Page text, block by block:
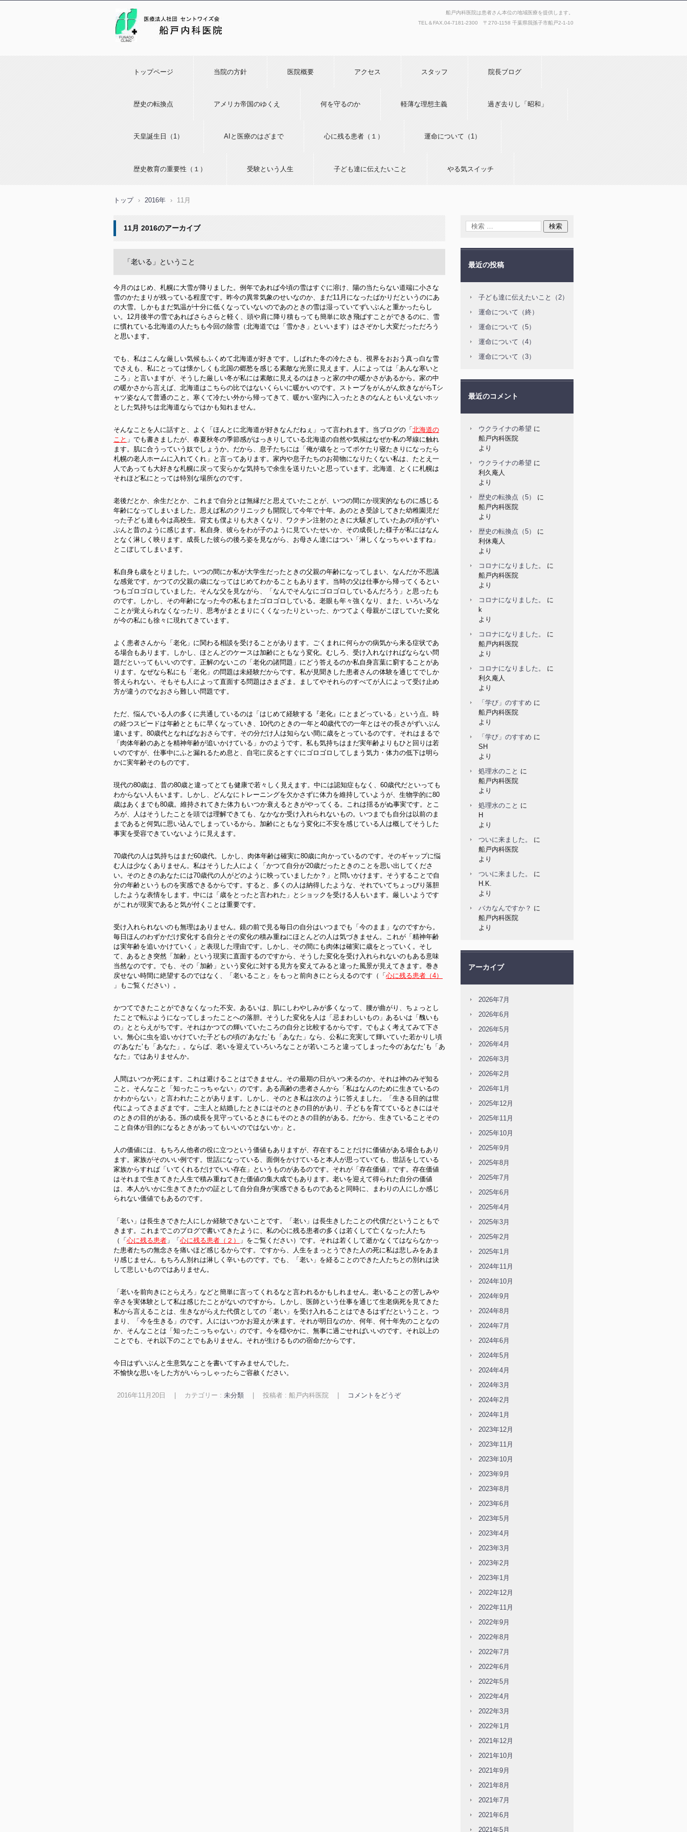
船戸内科医院は患者さん本位の地域医療を提供します。
TEL＆FAX. 04-7181-2300 〒270-1158 千葉県我孫子市船戸2-1-10
トップページ 当院の方針 医院概要 アクセス スタッフ 院長ブログ
歴史の転換点 アメリカ帝国のゆくえ 何を守るのか 軽薄な理想主義 過ぎ去りし「昭和」
天皇誕生日（1） AIと医療のはざまで 心に残る患者（１） 運命について（1）
歴史教育の重要性（１） 受験という人生 子ども達に伝えたいこと やる気スイッチ
トップ › 2016年 › 11月
11月 2016のアーカイブ
「老いる」ということ
今月のはじめ、札幌に大雪が降りました。例年であれば今頃の雪はすぐに溶け、陽の当たらない道端に小さな
雪のかたまりが残っている程度です。昨今の異常気象のせいなのか、まだ11月になったばかりだというのにあ
の大雪。しかもまだ気温が十分に低くなっていないのであのときの雪は湿っていてずいぶんと重かったらし
い。12月後半の雪であればさらさらと軽く、頭や肩に降り積もっても簡単に吹き飛ばすことができるのに、雪
に慣れている北海道の人たちも今回の除雪（北海道では「雪かき」といいます）はさぞかし大変だっただろう
と思います。
でも、私はこんな厳しい気候もふくめて北海道が好きです。しばれた冬の冷たさも、視界をおおう真っ白な雪
でさえも、私にとっては懐かしくも北国の郷愁を感じる素敵な光景に見えます。人によっては「あんな寒いと
ころ」と言いますが、そうした厳しい冬が私には素敵に見えるのはきっと家の中の暖かさがあるから。家の中
の暖かさから言えば、北海道はこちらの比ではないくらいに暖かいのです。ストーブをがんがん炊きながらTシ
ャツ姿なんて普通のこと。寒くて冷たい外から帰ってきて、暖かい室内に入ったときのなんともいえないホッ
とした気持ちは北海道ならではかも知れません。
そんなことを人に話すと、よく「ほんとに北海道が好きなんだねぇ」って言われます。当ブログの「 北海道の
こと 」でも書きましたが、春夏秋冬の季節感がはっきりしている北海道の自然や気候はなぜか私の琴線に触れ
ます。肌に合うっていう奴でしょうか。だから、息子たちには「俺が歳をとってボケたり寝たきりになったら
札幌の老人ホームに入れてくれ」と言ってあります。家内や息子たちのお荷物になりたくない私は、たとえ一
人であっても大好きな札幌に戻って安らかな気持ちで余生を送りたいと思っています。北海道、とくに札幌は
それほど私にとっては特別な場所なのです。
老後だとか、余生だとか、これまで自分とは無縁だと思えていたことが、いつの間にか現実的なものに感じる
年齢になってしまいました。思えば私のクリニックも開院して今年で十年。あのとき受診してきた幼稚園児だ
った子ども達も今は高校生。背丈も僕よりも大きくなり、ワクチン注射のときに大騒ぎしていたあの頃がずい
ぶんと昔のように感じます。私自身、彼らをわが子のように見ていたせいか、その成長した様子が私にはなん
となく淋しく映ります。成長した彼らの後ろ姿を見ながら、お母さん達にはつい「淋しくなっちゃいますね」
とこぼしてしまいます。
私自身も歳をとりました。いつの間にか私が大学生だったときの父親の年齢になってしまい、なんだか不思議
な感覚です。かつての父親の歳になってはじめてわかることもあります。当時の父は仕事から帰ってくるとい
つもゴロゴロしていました。そんな父を見ながら、「なんでそんなにゴロゴロしているんだろう」と思ったも
のです。しかし、その年齢になった今の私もまたゴロゴロしている。老眼も年々強くなり、また、いろいろな
ことが覚えられなくなったり、思考がまとまりにくくなったりといった、かつてよく母親がこぼしていた変化
が今の私にも徐々に現れてきています。
よく患者さんから「老化」に関わる相談を受けることがあります。ごくまれに何らかの病気から来る症状であ
る場合もあります。しかし、ほとんどのケースは加齢にともなう変化。むしろ、受け入れなければならない問
題だといってもいいのです。正解のないこの「老化の諸問題」にどう答えるのか私自身言葉に窮することがあ
ります。なぜなら私にも「老化」の問題は未経験だからです。私が見聞きした患者さんの体験を通じてでしか
答えられない。そもそも人によって直面する問題はさまざま。ましてやそれらのすべてが人によって受け止め
方が違うのでなおさら難しい問題です。
ただ、悩んでいる人の多くに共通しているのは「はじめて経験する『老化』にとまどっている」という点。時
の経つスピードは年齢とともに早くなっていき、10代のときの一年と40歳代での一年とはその長さがずいぶん
違います。80歳代となればなおさらです。その分だけ人は知らない間に歳をとっているのです。それはまるで
「肉体年齢のあとを精神年齢が追いかけている」かのようです。私も気持ちはまだ実年齢よりもひと回りは若
いのですが、仕事中にふと漏れるため息と、自宅に戻るとすぐにゴロゴロしてしまう気力・体力の低下は明ら
かに実年齢そのものです。
現代の80歳は、昔の80歳と違ってとても健康で若々しく見えます。中には認知症もなく、60歳代だといっても
わからない人もいます。しかし、どんなにトレーニングを欠かさずに体力を維持していようが、生物学的に80
歳はあくまでも80歳。維持されてきた体力もいつか衰えるときがやってくる。これは揺るがぬ事実です。とこ
ろが、人はそうしたことを頭では理解できても、なかなか受け入れられないもの。いつまでも自分は以前のま
まであると何気に思い込んでしまっているから。加齢にともなう変化に不安を感じている人は概してそうした
事実を受容できていないように見えます。
70歳代の人は気持ちはまだ60歳代。しかし、肉体年齢は確実に80歳に向かっているのです。そのギャップに悩
む人は少なくありません。私はそうした人によく「かつて自分が20歳だったときのことを思い出してくださ
い。そのときのあなたには70歳代の人がどのように映っていましたか？」と問いかけます。そうすることで自
分の年齢というものを実感できるからです。すると、多くの人は納得したような、それでいてちょっぴり落胆
したような表情をします。中には「歳をとったと言われた」とショックを受ける人もいます。厳しいようです
がこれが現実であると気が付くことは重要です。
受け入れられないのも無理はありません。鏡の前で見る毎日の自分はいつまでも「今のまま」なのですから。
毎日ほんのわずかだけ変化する自分とその変化の積み重ねにほとんどの人は気づきません。これが「精神年齢
は実年齢を追いかけていく」と表現した理由です。しかし、その間にも肉体は確実に歳をとっていく。そし
て、あるとき突然「加齢」という現実に直面するのですから、そうした変化を受け入れられないのもある意味
当然なのです。でも、その「加齢」という変化に対する見方を変えてみると違った風景が見えてきます。巻き
戻せない時間に絶望するのではなく、「老いること」をもっと前向きにとらえるのです（「 心に残る患者（4）
」もご覧ください）。
かつてできたことができなくなった不安。あるいは、肌にしわやしみが多くなって、腰が曲がり、ちょっとし
たことで転ぶようになってしまったことへの落胆。そうした変化を人は「忌まわしいもの」あるいは「醜いも
の」ととらえがちです。それはかつての輝いていたころの自分と比較するからです。でもよく考えてみて下さ
い。無心に虫を追いかけていた子どもの頃の‘あなた’も「あなた」なら、公私に充実して輝いていた若かりし頃
の‘あなた’も「あなた」。ならば、老いを迎えていろいろなことが若いころと違ってしまった今の‘あなた’も「あ
なた」ではありませんか。
人間はいつか死にます。これは避けることはできません。その最期の日がいつ来るのか。それは神のみぞ知る
こと。そんなこと「知ったこっちゃない」のです。ある高齢の患者さんから「私はなんのために生きているの
かわからない」と言われたことがあります。しかし、そのとき私は次のように答えました。「生きる目的は世
代によってさまざまです。ご主人と結婚したときにはそのときの目的があり、子どもを育てているときにはそ
のときの目的がある。孫の成長を見守っているときにもそのときの目的がある。だから、生きていることその
こと自体が目的になるときがあってもいいのではないか」と。
人の価値には、もちろん他者の役に立つという価値もありますが、存在することだけに価値がある場合もあり
ます。家族がそのいい例です。世話になっている、面倒をかけていると本人が思っていても、世話をしている
家族からすれば「いてくれるだけでいい存在」というものがあるのです。それが「存在価値」です。存在価値
はそれまで生きてきた人生で積み重ねてきた価値の集大成でもあります。老いを迎えて得られた自分の価値
は、本人がいかに生きてきたかの証として自分自身が実感できるものであると同時に、まわりの人にしか感じ
られない価値でもあるのです。
「老い」は長生きできた人にしか経験できないことです。「老い」は長生きしたことの代償だということもで
きます。これまでこのブログで書いてきたように、私の心に残る患者の多くは若くして亡くなった人たち
（「 心に残る患者 」「 心に残る患者（２ ）
」をご覧ください）です。それは若くして逝かなくてはならなかっ
た患者たちの無念さを痛いほど感じるからです。ですから、人生をまっとうできた人の死に私は悲しみをあま
り感じません。もちろん別れは淋しく辛いものです。でも、「老い」を経ることのできた人たちとの別れは決
して悲しいものではありません。
「老いを前向きにとらえろ」などと簡単に言ってくれるなと言われるかもしれません。老いることの苦しみや
辛さを実体験として私は感じたことがないのですから。しかし、医師という仕事を通じて生老病死を見てきた
私から言えることは、生きながらえた代償としての「老い」を受け入れることはできるはずだということ。つ
まり、「今を生きる」のです。人にはいつかお迎えが来ます。それが明日なのか、何年、何十年先のことなの
か、そんなことは「知ったこっちゃない」のです。今を穏やかに、無事に過ごせればいいのです。それ以上の
ことでも、それ以下のことでもありません。それが生けるものの宿命だからです。
今日はずいぶんと生意気なことを書いてすみませんでした。
不愉快な思いをした方がいらっしゃったらご容赦ください。
2016年11月20日 カテゴリー : 未分類 投稿者 : 船戸内科医院 コメントをどうぞ
最近の投稿
子ども達に伝えたいこと（2）
運命について（終）
運命について（5）
運命について（4）
運命について（3）
最近のコメント
ウクライナの希望 に
船戸内科医院
より
ウクライナの希望 に
利久庵人
より
歴史の転換点（5）
に
船戸内科医院
より
歴史の転換点（5）
に
利休庵人
より
コロナになりました。
に
船戸内科医院
より
コロナになりました。
に
k
より
コロナになりました。
に
船戸内科医院
より
コロナになりました。
に
利久庵人
より
「学び」のすすめ に
船戸内科医院
より
「学び」のすすめ に
SH
より
処理水のこと に
船戸内科医院
より
処理水のこと に
H
より
ついに来ました。
に
船戸内科医院
より
ついに来ました。
に
H.K.
より
バカなんですか？ に
船戸内科医院
より
アーカイブ
2026年7月
2026年6月
2026年5月
2026年4月
2026年3月
2026年2月
2026年1月
2025年12月
2025年11月
2025年10月
2025年9月
2025年8月
2025年7月
2025年6月
2025年4月
2025年3月
2025年2月
2025年1月
2024年11月
2024年10月
2024年9月
2024年8月
2024年7月
2024年6月
2024年5月
2024年4月
2024年3月
2024年2月
2024年1月
2023年12月
2023年11月
2023年10月
2023年9月
2023年8月
2023年6月
2023年5月
2023年4月
2023年3月
2023年2月
2023年1月
2022年12月
2022年11月
2022年9月
2022年8月
2022年7月
2022年6月
2022年5月
2022年4月
2022年3月
2022年1月
2021年12月
2021年10月
2021年9月
2021年8月
2021年7月
2021年6月
2021年5月